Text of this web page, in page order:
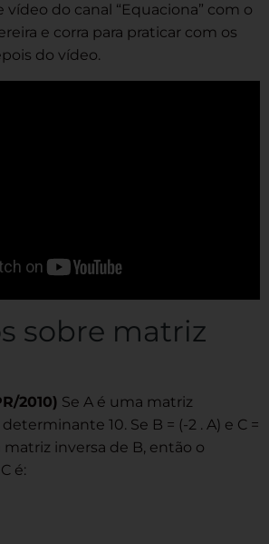
vídeo do canal “Equaciona” com o
e corra para praticar com os
do vídeo.
sobre matriz
2010) Se A é uma matriz
10. Se B = (-2 . A) e C =
matriz inversa de B, então o
é: